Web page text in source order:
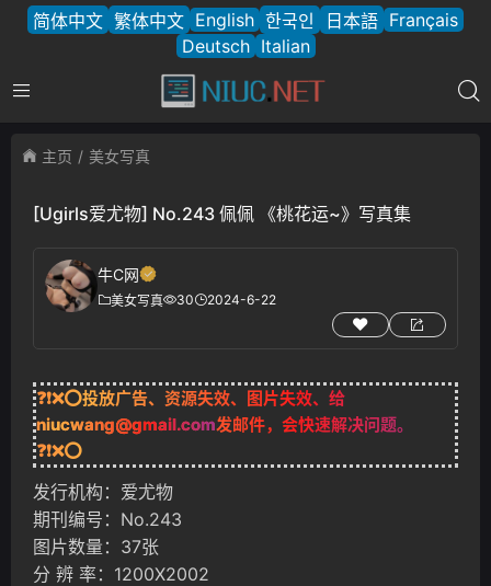
简体中文 繁体中文 English 한국인 日本語 Français
Deutsch Italian
主页 美女写真
[Ugirls爱尤物] No.243 佩佩 《桃花运~》写真集
牛C网
美女写真 30 2024-6-22
❓❗❌⭕投放广告、资源失效、图片失效、给
niucwang@gmail.com发邮件，会快速解决问题。
❓❗❌⭕
发行机构：爱尤物
期刊编号：No.243
图片数量：37张
分 辨 率：1200X2002